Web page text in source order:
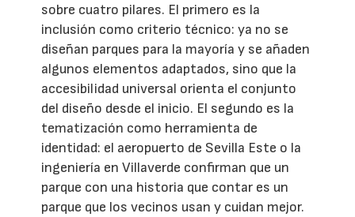
sobre cuatro pilares. El primero es la
inclusión como criterio técnico: ya no se
diseñan parques para la mayoría y se añaden
algunos elementos adaptados, sino que la
accesibilidad universal orienta el conjunto
del diseño desde el inicio. El segundo es la
tematización como herramienta de
identidad: el aeropuerto de Sevilla Este o la
ingeniería en Villaverde confirman que un
parque con una historia que contar es un
parque que los vecinos usan y cuidan mejor.